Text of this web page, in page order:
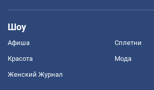
Шоу
Афиша Сплетни
Красота Мода
Женский Журнал